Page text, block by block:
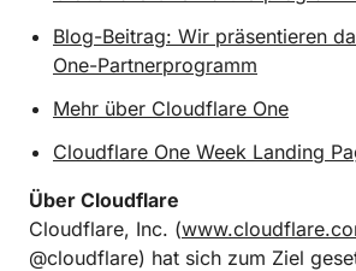
Blog-Beitrag: Wir präsentieren
One-Partnerprogramm
Mehr über Cloudflare One
Cloudflare One Week Landing
Über Cloudflare
Cloudflare, Inc. (
@cloudflare) hat sich zum Ziel